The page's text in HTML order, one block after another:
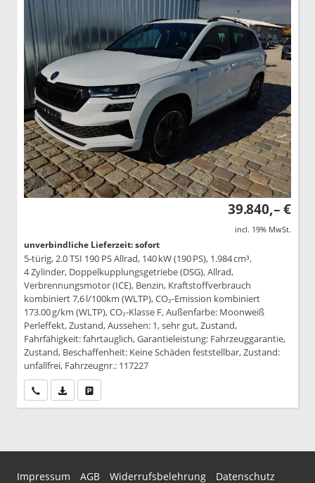
39.840,– €
incl. 19% MwSt.
unverbindliche Lieferzeit: sofort
5-türig, 2.0 TSI 190 PS Allrad, 140 kW (190 PS), 1.984 cm³,
4 Zylinder, Doppelkupplungsgetriebe (DSG), Allrad,
Verbrennungsmotor (ICE), Benzin, Kraftstoffverbrauch
kombiniert 7,6 l/100km (WLTP), CO₂-Emission kombiniert
173.00 g/km (WLTP), CO₂-Klasse F, Außenfarbe: Moonweiß
Perleffekt, Zustand, Aussehen: 1, sehr gut, Zustand,
Fahrfähigkeit: fahrtauglich, Garantieleistung: Fahrzeuggarantie,
Zustand, Beschaffenheit: Keine Schäden feststellbar, Zustand:
unfallfrei, Fahrzeugnr.: 117227
Wir rufen Sie anPDF-Datei, Fahrzeugexposé drucken
Impressum AGB Widerrufsbelehrung Datenschutz